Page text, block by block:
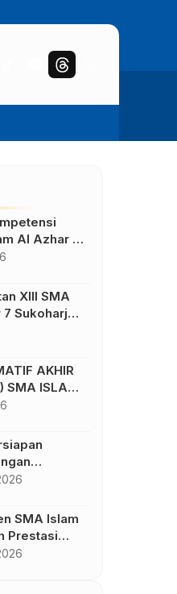
Al Azhar 7
IHT
XIII SMA
Sukoharjo
Perguruan
AKHIR
SMA ISLAM
Islam Al
SMA Islam
Prestasi
Sains Al